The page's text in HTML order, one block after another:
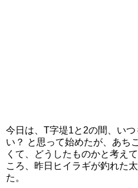
今日は、T字堤1と2の間、い
い？ と思って始めたが、あち
くて、どうしたものかと考え
ころ、昨日ヒイラギが釣れた
た。